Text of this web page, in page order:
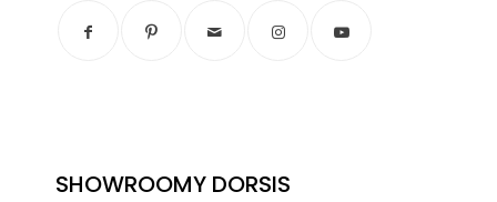
SHOWROOMY DORSIS